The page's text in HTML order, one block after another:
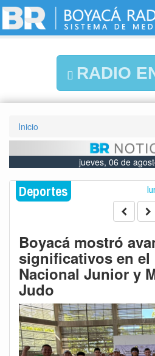
RADIO
Inicio
jueves, 06 de
Deportes
Boyacá mostró
significativos en el
Nacional Junior y
Judo